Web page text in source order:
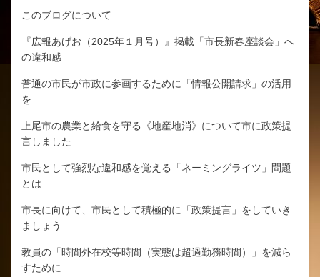
このブログについて
『広報あげお（2025年１月号）』掲載「市長新春座談会」へ
の違和感
普通の市民が市政に参画するために「情報公開請求」の活用
を
上尾市の農業と給食を守る《地産地消》について市に政策提
言しました
市民として強烈な違和感を覚える「ネーミングライツ」問題
とは
市長に向けて、市民として積極的に「政策提言」をしていき
ましょう
教員の「時間外在校等時間（実態は超過勤務時間）」を減ら
すために